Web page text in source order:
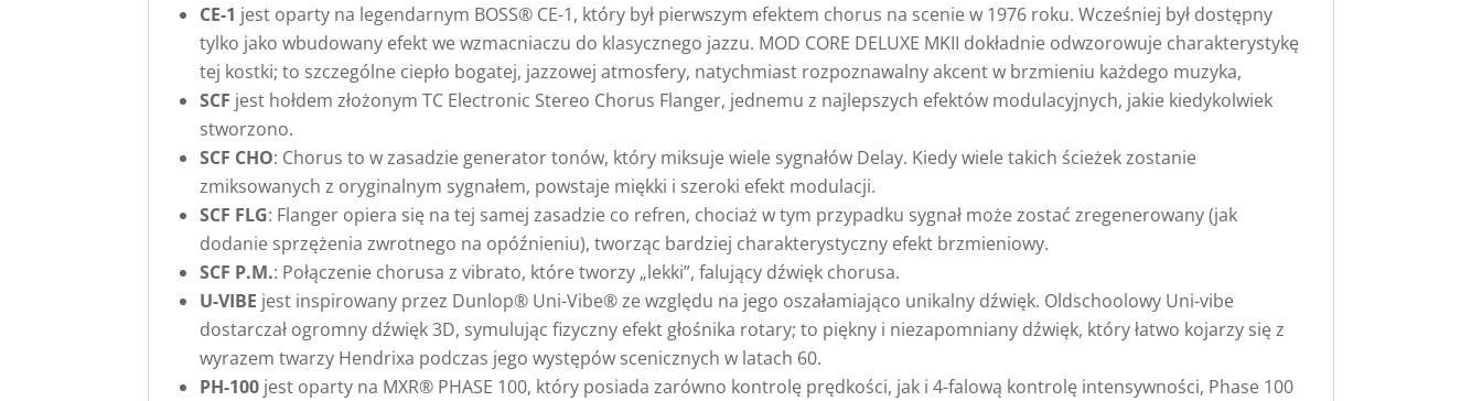
CE-1 jest oparty na legendarnym BOSS® CE-1, który był pierwszym efektem chorus na scenie w 1976 roku. Wcześniej był dostępny
tylko jako wbudowany efekt we wzmacniaczu do klasycznego jazzu. MOD CORE DELUXE MKII dokładnie odwzorowuje charakterystykę
tej kostki; to szczególne ciepło bogatej, jazzowej atmosfery, natychmiast rozpoznawalny akcent w brzmieniu każdego muzyka,
SCF jest hołdem złożonym TC Electronic Stereo Chorus Flanger, jednemu z najlepszych efektów modulacyjnych, jakie kiedykolwiek
stworzono.
SCF CHO: Chorus to w zasadzie generator tonów, który miksuje wiele sygnałów Delay. Kiedy wiele takich ścieżek zostanie
zmiksowanych z oryginalnym sygnałem, powstaje miękki i szeroki efekt modulacji.
SCF FLG: Flanger opiera się na tej samej zasadzie co refren, chociaż w tym przypadku sygnał może zostać zregenerowany (jak
dodanie sprzężenia zwrotnego na opóźnieniu), tworząc bardziej charakterystyczny efekt brzmieniowy.
SCF P.M.: Połączenie chorusa z vibrato, które tworzy „lekki”, falujący dźwięk chorusa.
U-VIBE jest inspirowany przez Dunlop® Uni-Vibe® ze względu na jego oszałamiająco unikalny dźwięk. Oldschoolowy Uni-vibe
dostarczał ogromny dźwięk 3D, symulując fizyczny efekt głośnika rotary; to piękny i niezapomniany dźwięk, który łatwo kojarzy się z
wyrazem twarzy Hendrixa podczas jego występów scenicznych w latach 60.
PH-100 jest oparty na MXR® PHASE 100, który posiada zarówno kontrolę prędkości, jak i 4-falową kontrolę intensywności, Phase 100